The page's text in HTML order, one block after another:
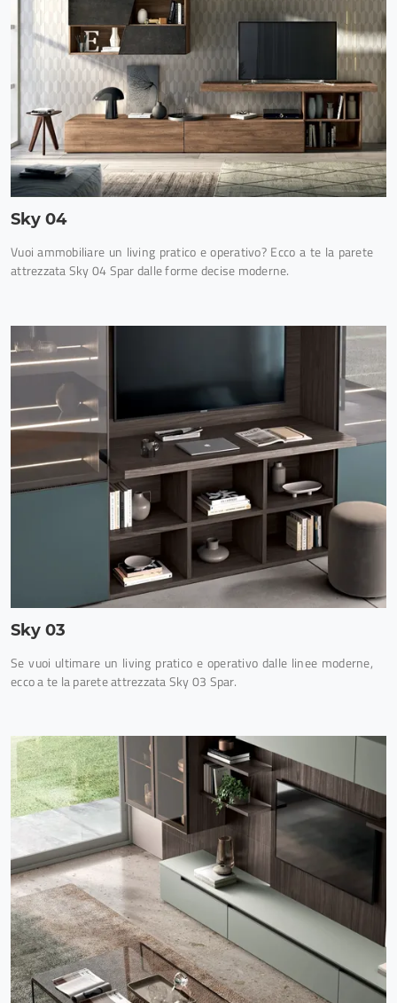
Sky 04
Vuoi ammobiliare un living pratico e operativo? Ecco a te la parete
attrezzata Sky 04 Spar dalle forme decise moderne.
Sky 03
Se vuoi ultimare un living pratico e operativo dalle linee moderne,
ecco a te la parete attrezzata Sky 03 Spar.